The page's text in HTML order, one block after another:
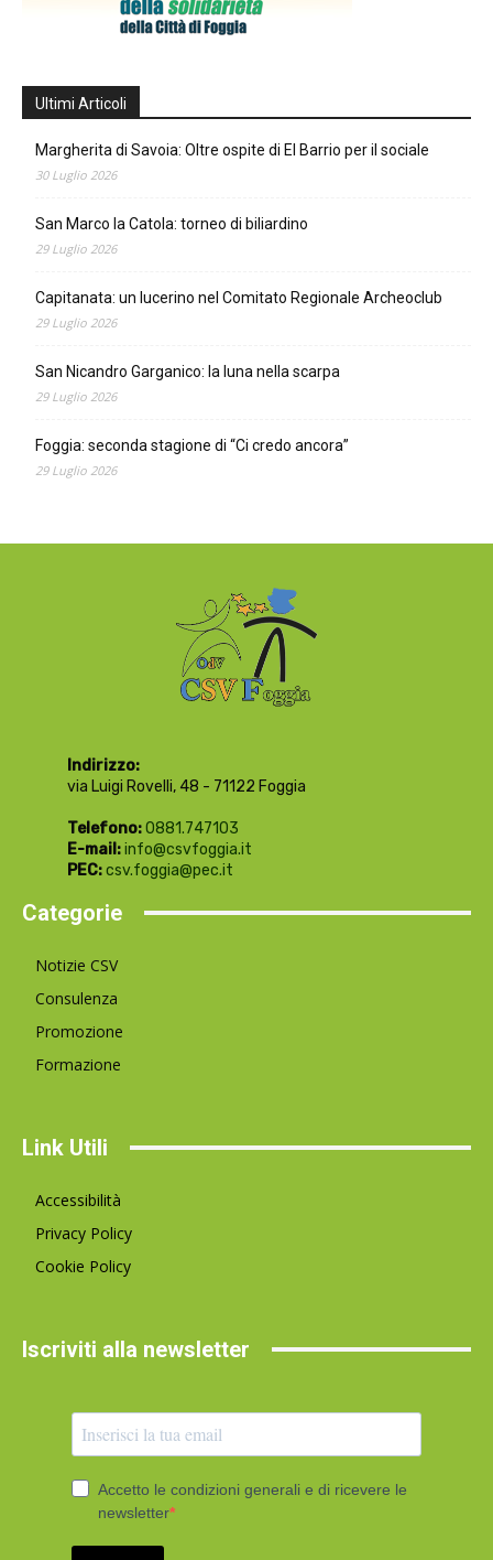
Ultimi Articoli
Margherita di Savoia: Oltre ospite di El Barrio per il sociale
30 Luglio 2026
San Marco la Catola: torneo di biliardino
29 Luglio 2026
Capitanata: un lucerino nel Comitato Regionale Archeoclub
29 Luglio 2026
San Nicandro Garganico: la luna nella scarpa
29 Luglio 2026
Foggia: seconda stagione di “Ci credo ancora”
29 Luglio 2026
Indirizzo:
via Luigi Rovelli, 48 - 71122 Foggia
Telefono:0881.747103
E-mail:info@csvfoggia.it
PEC:csv.foggia@pec.it
Categorie
Notizie CSV
Consulenza
Promozione
Formazione
Link Utili
Accessibilità
Privacy Policy
Cookie Policy
Iscriviti alla newsletter